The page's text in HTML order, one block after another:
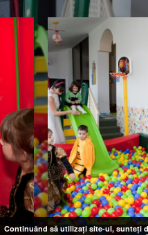
Continuând să utilizați site-ul, sunteți